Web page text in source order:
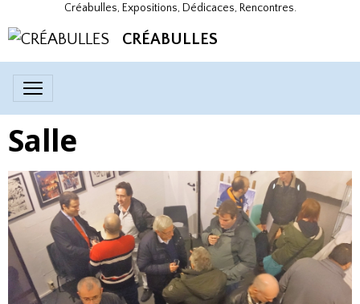
Créabulles, Expositions, Dédicaces, Rencontres.
CRÉABULLES
Salle